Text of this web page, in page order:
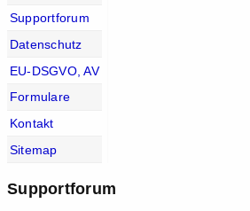
Supportforum
Datenschutz
EU-DSGVO, AV
Formulare
Kontakt
Sitemap
Supportforum